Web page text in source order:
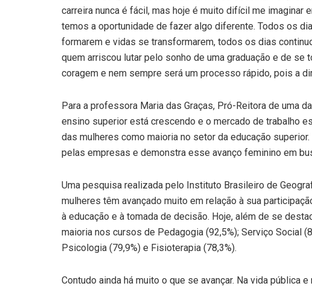
carreira nunca é fácil, mas hoje é muito difícil me imaginar
temos a oportunidade de fazer algo diferente. Todos os
formarem e vidas se transformarem, todos os dias
quem arriscou lutar pelo sonho de uma graduação e de se
coragem e nem sempre será um processo rápido, pois a
Para a professora Maria das Graças, Pró-Reitora de uma
ensino superior está crescendo e o mercado de trabalho
das mulheres como maioria no setor da educação
pelas empresas e demonstra esse avanço feminino em
Uma pesquisa realizada pelo Instituto Brasileiro de
mulheres têm avançado muito em relação à sua
à educação e à tomada de decisão. Hoje, além de se
maioria nos cursos de Pedagogia (92,5%); Serviço Social
Psicologia (79,9%) e Fisioterapia (78,3%).
Contudo ainda há muito o que se avançar. Na vida pública